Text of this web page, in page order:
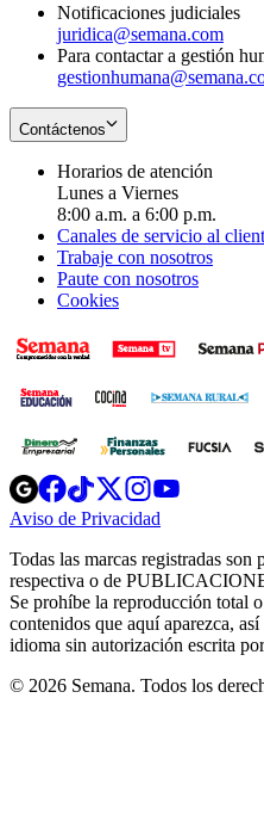
Notificaciones judiciales
juridica@semana.com
Para contactar a gestión
Contáctenos
Horarios de atención
Lunes a Viernes
8:00 a.m. a 6:00 p.m.
Canales de servicio al
Trabaje con nosotros
Paute con nosotros
Cookies
Opens
in
new
Opens
in
new
Opens
in
new
window
Opens
new
windowwindow
Aviso de Privacidad
new
window
Todas las marcas registradas son
respectiva o de
Se prohíbe la reproducción total
contenidos que aquí aparezca,
idioma sin autorización escrita
© 2026 Semana. Todos los